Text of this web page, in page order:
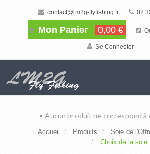
contact@lm2g-flyfishing.fr 02
Mon Panier 0,00 €
Se Connecter
• Aucun produit ne correspond à
Accueil Produits
Soie de
Choix de la soie